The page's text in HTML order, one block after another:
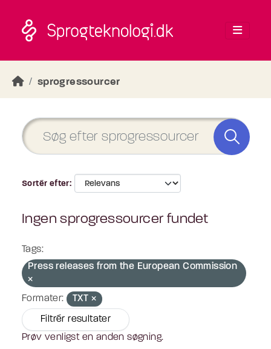
sprogressourcer
Sortér efter
Ingen sprogressourcer fundet
Tags:
Press releases from the European Commission
Formater: TXT
Filtrér resultater
Prøv venligst en anden søgning.